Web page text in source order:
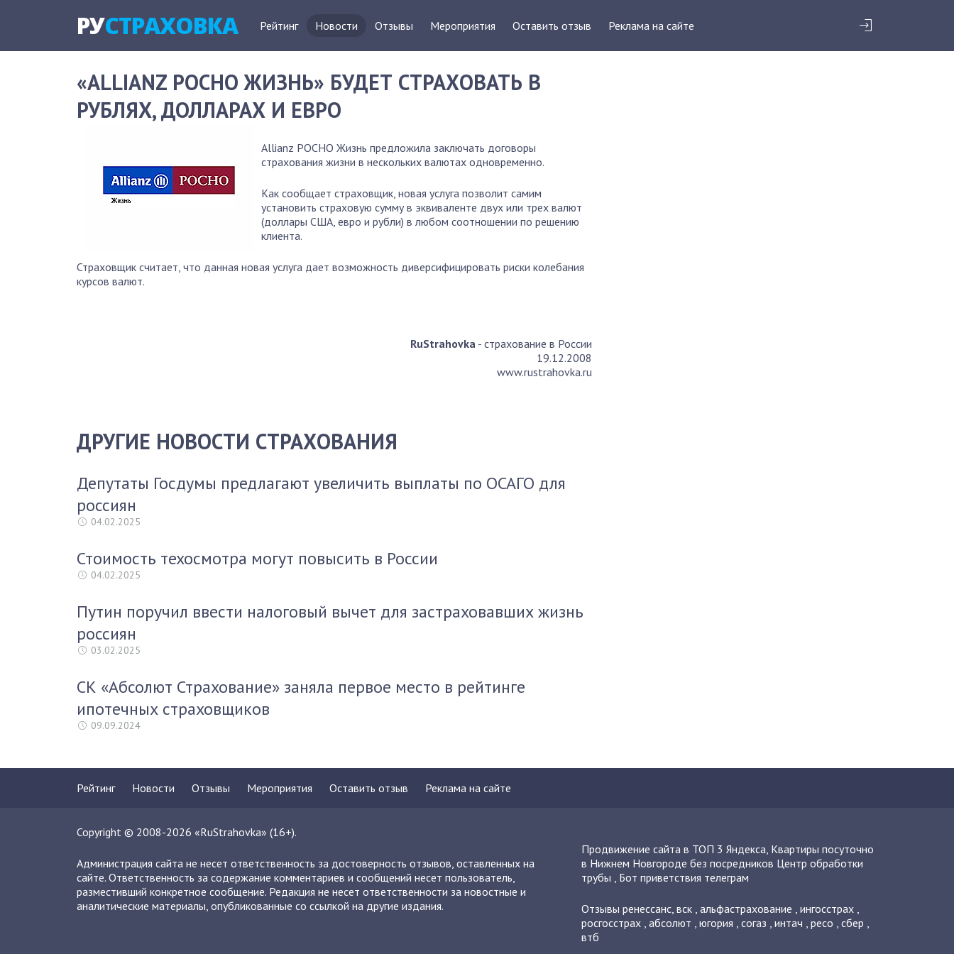
РУСТРАХОВКА Рейтинг Новости Отзывы Мероприятия Оставить отзыв Реклама на сайте
«ALLIANZ РОСНО ЖИЗНЬ» БУДЕТ СТРАХОВАТЬ В
РУБЛЯХ, ДОЛЛАРАХ И ЕВРО
Allianz РОСНО Жизнь предложила заключать договоры
страхования жизни в нескольких валютах одновременно.
Как сообщает страховщик, новая услуга позволит самим
установить страховую сумму в эквиваленте двух или трех валют
(доллары США, евро и рубли) в любом соотношении по решению
клиента.
Страховщик считает, что данная новая услуга дает возможность диверсифицировать риски колебания
курсов валют.
RuStrahovka- страхование в России
19.12.2008
www.rustrahovka.ru
ДРУГИЕ НОВОСТИ СТРАХОВАНИЯ
Депутаты Госдумы предлагают увеличить выплаты по ОСАГО для
россиян
04.02.2025
Стоимость техосмотра могут повысить в России
04.02.2025
Путин поручил ввести налоговый вычет для застраховавших жизнь
россиян
03.02.2025
СК «Абсолют Страхование» заняла первое место в рейтинге
ипотечных страховщиков
09.09.2024
Рейтинг Новости Отзывы Мероприятия Оставить отзыв Реклама на сайте
Copyright © 2008-2026 «RuStrahovka» (16+).
Администрация сайта не несет ответственность за достоверность отзывов, оставленных на
сайте. Ответственность за содержание комментариев и сообщений несет пользователь,
разместивший конкретное сообщение. Редакция не несет ответственности за новостные и
аналитические материалы, опубликованные со ссылкой на другие издания.
Продвижение сайта в ТОП 3 Яндекса, Квартиры посуточно
в Нижнем Новгороде без посредников Центр обработки
трубы , Бот приветствия телеграм
Отзывы ренессанс, вск, альфастрахование , ингосстрах,
росгосстрах, абсолют , югория , согаз , интач , ресо , сбер ,
втб